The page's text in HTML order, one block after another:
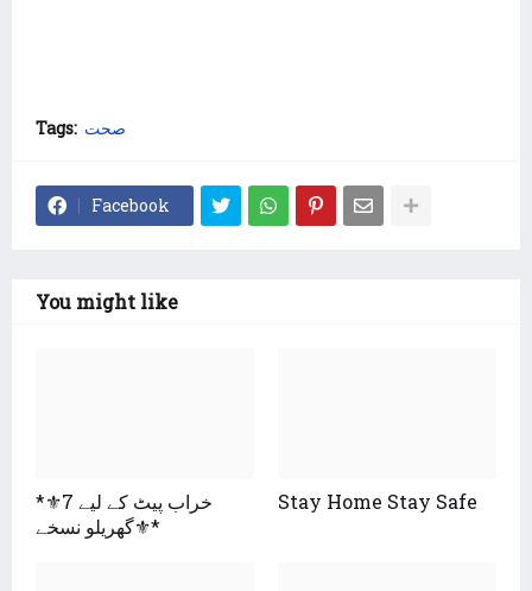
Tags: صحت
Facebook
You might like
*⚜️خراب پیٹ کے لیے 7
گھریلو نسخے⚜*
Stay Home Stay Safe